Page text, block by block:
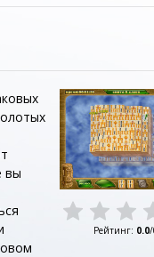
вы
Рейтинг: 0.0/